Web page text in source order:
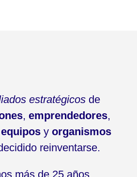
estratégicosde
, emprendedores,
equiposy organismos
reinventarse.
más de 25 años